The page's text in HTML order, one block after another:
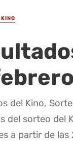
del Kino,
del sorteo del
a partir de las